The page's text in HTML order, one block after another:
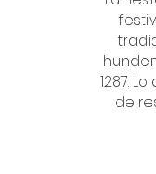
1287.
de